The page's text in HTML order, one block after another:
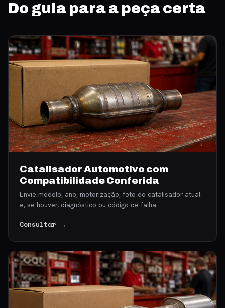
Do guia para a peça certa
Catalisador Automotivo com
Compatibilidade Conferida
Envie modelo, ano, motorização, foto do catalisador atual
e, se houver, diagnóstico ou código de falha.
Consultar →